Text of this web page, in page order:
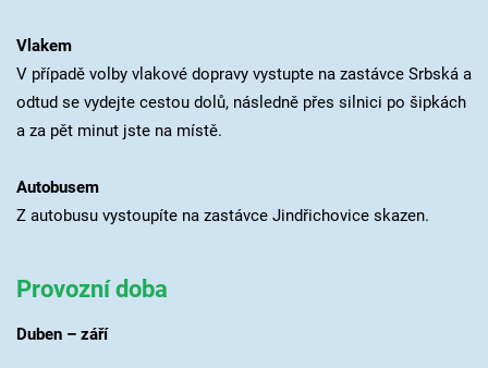
Vlakem
V případě volby vlakové dopravy vystupte na zastávce Srbská a
odtud se vydejte cestou dolů, následně přes silnici po šipkách
a za pět minut jste na místě.
Autobusem
Z autobusu vystoupíte na zastávce Jindřichovice skazen.
Provozní doba
Duben – září